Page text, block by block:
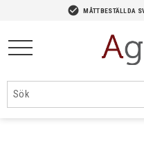
check_circle MÅTTBESTÄLLDA